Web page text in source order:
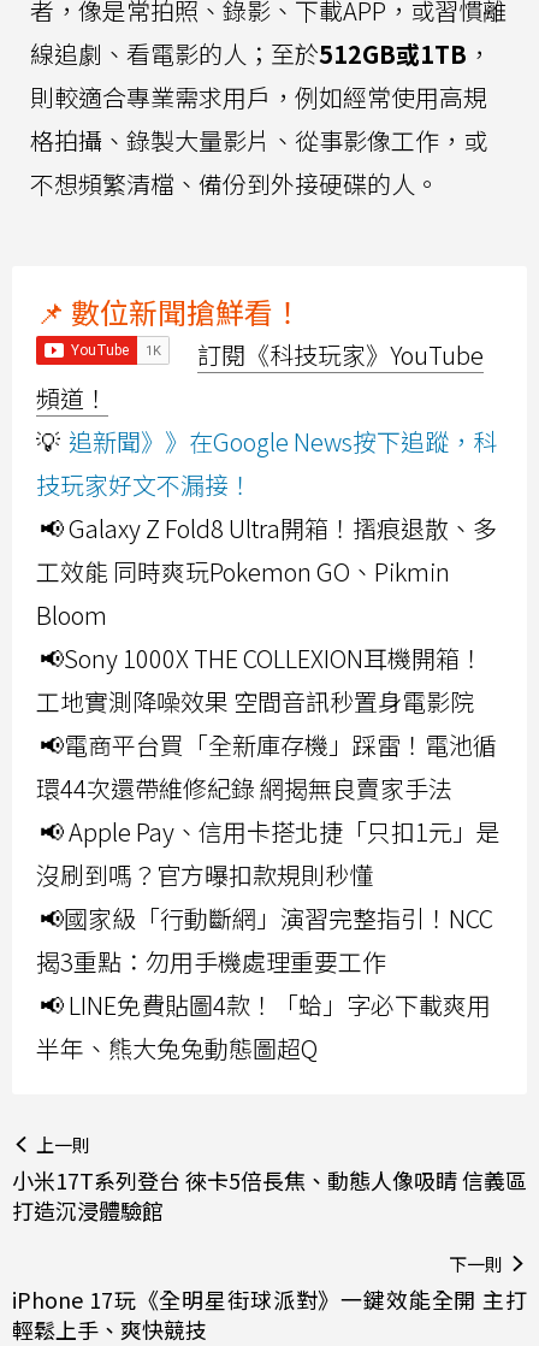
者，像是常拍照、錄影、下載APP，或習慣離
線追劇、看電影的人；至於512GB或1TB ，
則較適合專業需求用戶，例如經常使用高規
格拍攝、錄製大量影片、從事影像工作，或
不想頻繁清檔、備份到外接硬碟的人。
📌 數位新聞搶鮮看！
訂閱《科技玩家》YouTube
頻道！
💡 追新聞》》在Google News按下追蹤，科
技玩家好文不漏接！
📢 Galaxy Z Fold8 Ultra開箱！摺痕退散、多
工效能 同時爽玩Pokemon GO、Pikmin
Bloom
📢Sony 1000X THE COLLEXION耳機開箱！
工地實測降噪效果 空間音訊秒置身電影院
📢電商平台買「全新庫存機」踩雷！電池循
環44次還帶維修紀錄 網揭無良賣家手法
📢 Apple Pay、信用卡搭北捷「只扣1元」是
沒刷到嗎？官方曝扣款規則秒懂
📢國家級「行動斷網」演習完整指引！NCC
揭3重點：勿用手機處理重要工作
📢 LINE免費貼圖4款！「蛤」字必下載爽用
半年、熊大兔兔動態圖超Q
上一則
小米17T系列登台 徠卡5倍長焦、動態人像吸睛 信義區
打造沉浸體驗館
下一則
iPhone 17玩《全明星街球派對》一鍵效能全開 主打
輕鬆上手、爽快競技